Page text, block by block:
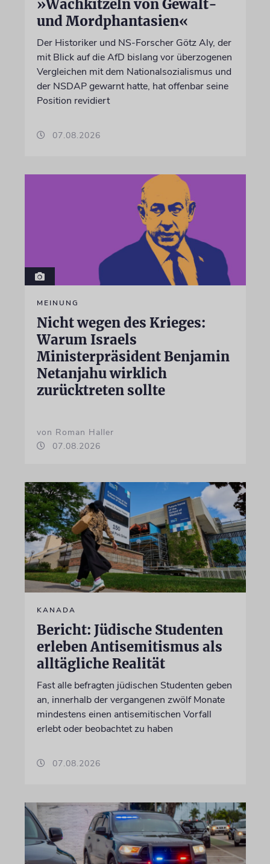
»Wachkitzeln von Gewalt-
und Mordphantasien«
Der Historiker und NS-Forscher Götz Aly, der
mit Blick auf die AfD bislang vor überzogenen
Vergleichen mit dem Nationalsozialismus und
der NSDAP gewarnt hatte, hat offenbar seine
Position revidiert
07.08.2026
MEINUNG
Nicht wegen des Krieges:
Warum Israels
Ministerpräsident Benjamin
Netanjahu wirklich
zurücktreten sollte
von Roman Haller
07.08.2026
KANADA
Bericht: Jüdische Studenten
erleben Antisemitismus als
alltägliche Realität
Fast alle befragten jüdischen Studenten geben
an, innerhalb der vergangenen zwölf Monate
mindestens einen antisemitischen Vorfall
erlebt oder beobachtet zu haben
07.08.2026